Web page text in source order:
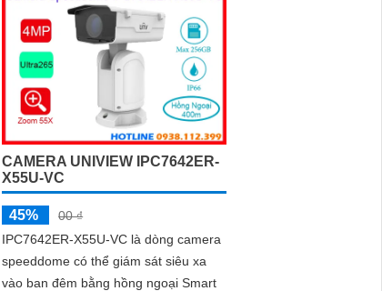
250m, chống ngược sáng WDR 120db
CAMERA UNIVIEW IPC7642ER-
X55U-VC
45%
00 ₫
IPC7642ER-X55U-VC là dòng camera
speeddome có thể giám sát siêu xa
vào ban đêm bằng hồng ngoại Smart